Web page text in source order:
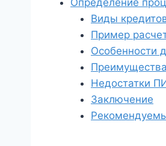
Виды
Пример
Особенности
Недостатки
Заключение